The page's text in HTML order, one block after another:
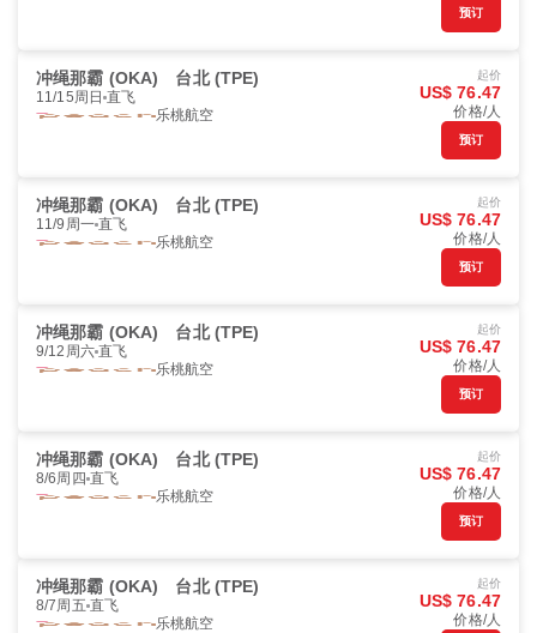
预订
冲绳那霸 (OKA) 台北 (TPE)
11/15周日 直飞
乐桃航空
起价
US$ 76.47
价格/人
预订
冲绳那霸 (OKA) 台北 (TPE)
11/9周一 直飞
乐桃航空
起价
US$ 76.47
价格/人
预订
冲绳那霸 (OKA) 台北 (TPE)
9/12周六 直飞
乐桃航空
起价
US$ 76.47
价格/人
预订
冲绳那霸 (OKA) 台北 (TPE)
8/6周四 直飞
乐桃航空
起价
US$ 76.47
价格/人
预订
冲绳那霸 (OKA) 台北 (TPE)
8/7周五 直飞
乐桃航空
起价
US$ 76.47
价格/人